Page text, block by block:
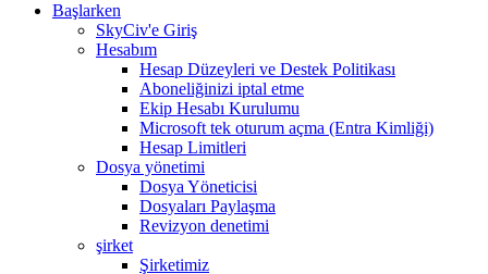
Başlarken
SkyCiv'e Giriş
Hesabım
Hesap Düzeyleri ve Destek Politikası
Aboneliğinizi iptal etme
Ekip Hesabı Kurulumu
Microsoft tek oturum açma (Entra Kimliği)
Hesap Limitleri
Dosya yönetimi
Dosya Yöneticisi
Dosyaları Paylaşma
Revizyon denetimi
şirket
Şirketimiz